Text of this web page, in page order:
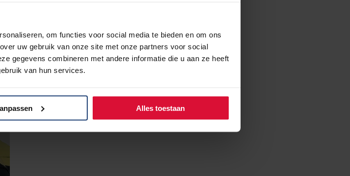
om functies voor social media te bieden en om ons
uw gebruik van onze site met onze partners voor social
gegevens combineren met andere informatie die u aan ze heeft
van hun services.
Alles toestaan